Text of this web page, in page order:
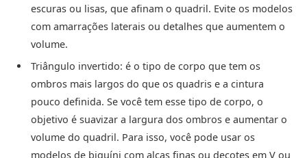
escuras ou lisas, que afinam o quadril. Evite os modelos
com amarrações laterais ou detalhes que aumentem o
volume.
Triângulo invertido: é o tipo de corpo que tem os
ombros mais largos do que os quadris e a cintura
pouco definida. Se você tem esse tipo de corpo, o
objetivo é suavizar a largura dos ombros e aumentar o
volume do quadril. Para isso, você pode usar os
modelos de biquíni com alças finas ou decotes em V ou